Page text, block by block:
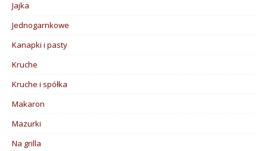
Jajka
Jednogarnkowe
Kanapki i pasty
Kruche
Kruche i spółka
Makaron
Mazurki
Na grilla